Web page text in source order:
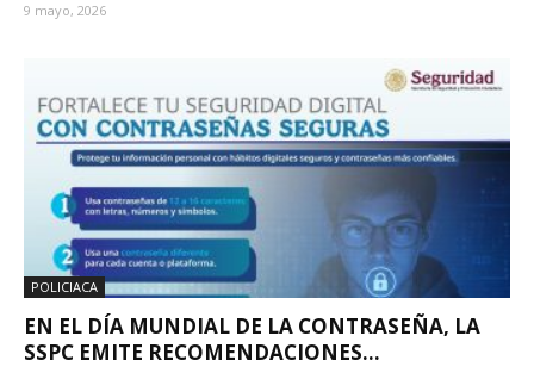
9 mayo, 2026
POLICIACA
EN EL DÍA MUNDIAL DE LA CONTRASEÑA, LA
SSPC EMITE RECOMENDACIONES...